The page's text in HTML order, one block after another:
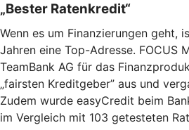
„Bester Ratenkredit“
Wenn es um Finanzierungen geht,
Jahren eine Top-Adresse. FOCUS
TeamBank AG für das
„fairsten Kreditgeber” aus und
Zudem wurde easyCredit beim
im Vergleich mit 103 getesteten